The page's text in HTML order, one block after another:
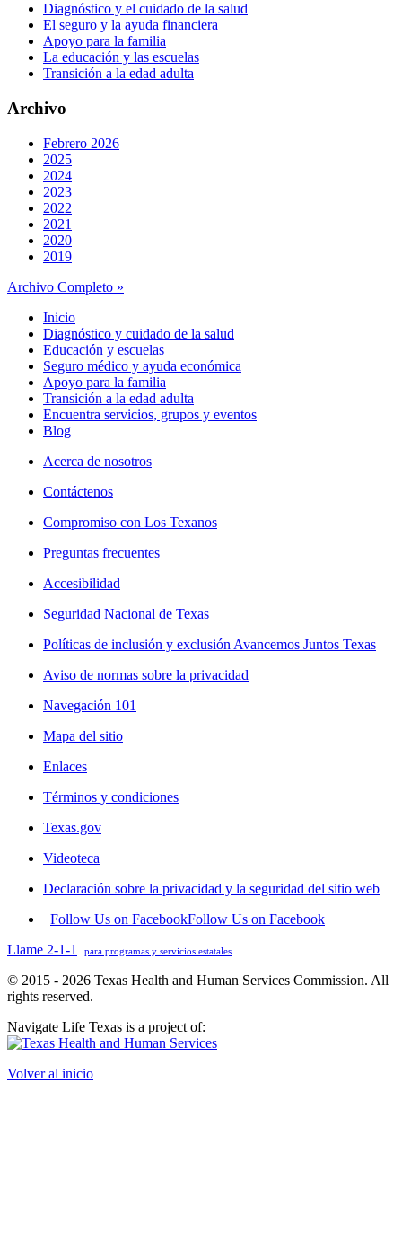
Diagnóstico y el cuidado de la salud
El seguro y la ayuda financiera
Apoyo para la familia
La educación y las escuelas
Transición a la edad adulta
Archivo
Febrero 2026
2025
2024
2023
2022
2021
2020
2019
Archivo Completo »
Inicio
Diagnóstico y cuidado de la salud
Educación y escuelas
Seguro médico y ayuda económica
Apoyo para la familia
Transición a la edad adulta
Encuentra servicios, grupos y eventos
Blog
Acerca de nosotros
Contáctenos
Compromiso con Los Texanos
Preguntas frecuentes
Accesibilidad
Seguridad Nacional de Texas
Políticas de inclusión y exclusión Avancemos Juntos Texas
Aviso de normas sobre la privacidad
Navegación 101
Mapa del sitio
Enlaces
Términos y condiciones
Texas.gov
Videoteca
Declaración sobre la privacidad y la seguridad del sitio web
Follow Us on FacebookFollow Us on Facebook
Llame 2-1-1
para programas y servicios estatales
© 2015 - 2026 Texas Health and Human Services Commission. All
rights reserved.
Navigate Life Texas is a project of:
Volver al inicio